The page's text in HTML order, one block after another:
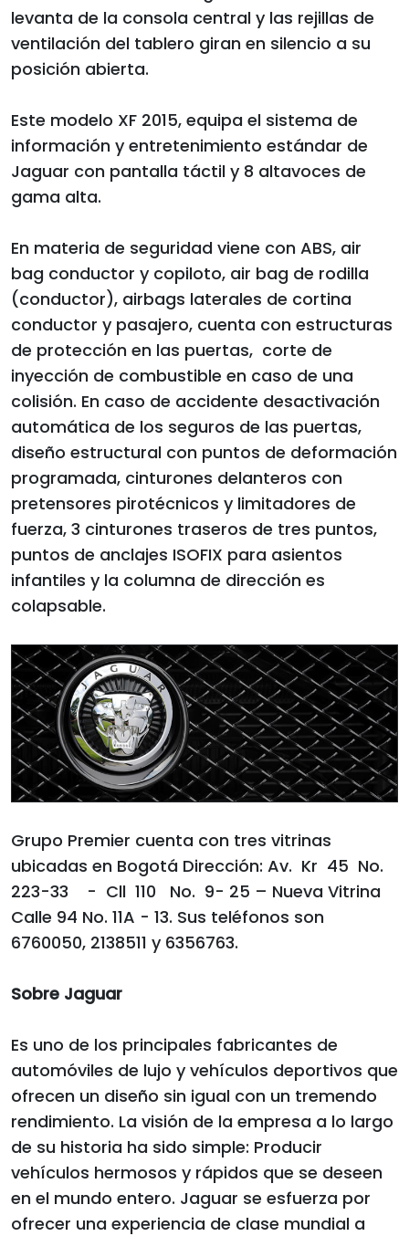
levanta de la consola central y las rejillas de
ventilación del tablero giran en silencio a su
posición abierta.
Este modelo XF 2015, equipa el sistema de
información y entretenimiento estándar de
Jaguar con pantalla táctil y 8 altavoces de
gama alta.
En materia de seguridad viene con ABS, air
bag conductor y copiloto, air bag de rodilla
(conductor), airbags laterales de cortina
conductor y pasajero, cuenta con estructuras
de protección en las puertas, corte de
inyección de combustible en caso de una
colisión. En caso de accidente desactivación
automática de los seguros de las puertas,
diseño estructural con puntos de deformación
programada, cinturones delanteros con
pretensores pirotécnicos y limitadores de
fuerza, 3 cinturones traseros de tres puntos,
puntos de anclajes ISOFIX para asientos
infantiles y la columna de dirección es
colapsable.
Grupo Premier cuenta con tres vitrinas
ubicadas en Bogotá Dirección: Av. Kr 45 No.
223-33 - Cll 110 No. 9- 25 – Nueva Vitrina
Calle 94 No. 11A - 13. Sus teléfonos son
6760050, 2138511 y 6356763.
Sobre Jaguar
Es uno de los principales fabricantes de
automóviles de lujo y vehículos deportivos que
ofrecen un diseño sin igual con un tremendo
rendimiento. La visión de la empresa a lo largo
de su historia ha sido simple: Producir
vehículos hermosos y rápidos que se deseen
en el mundo entero. Jaguar se esfuerza por
ofrecer una experiencia de clase mundial a